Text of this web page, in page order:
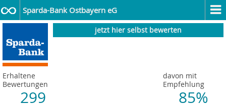
Sparda-Bank Ostbayern eG
jetzt hier selbst bewerten
Erhaltene
Bewertungen
299
davon mit
Empfehlung
85%